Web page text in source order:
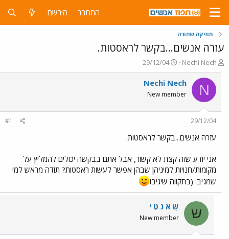
התחבר הירשם
מוזיקה שחורה
עזרה אנשים...בקשר לראסטות.
פ
ו
ת
ח
ה
ש
א
Nechi Nech
פ
ו
ר
ם
ר
29/12/04
N
Nechi Nech
New member
29/12/04
#1
עזרה אנשים...בקשר לראסטות.
אני יודע שזה קצת לא קשור, אבל אתם בבקשה יכולים להמליץ על
מקומות/חנויות למיניהן שבהן אפשר לעשות ראסטות? תודה מראש למי
שמגיב. (בתקווה שיגיבו
ש שָ א נ טִ י
New member